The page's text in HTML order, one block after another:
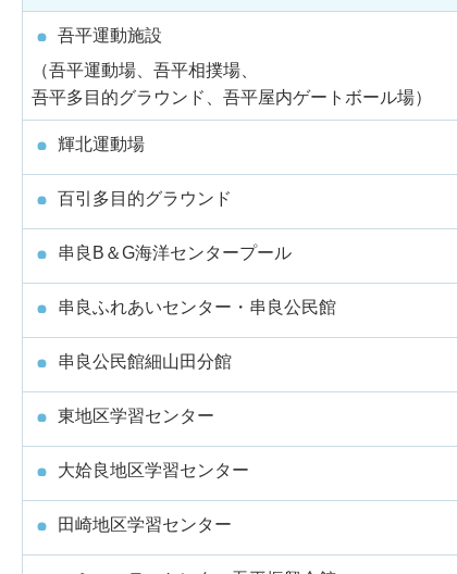
吾平運動施設
（吾平運動場、吾平相撲場、
吾平多目的グラウンド、吾平屋内ゲートボール場）
輝北運動場
百引多目的グラウンド
串良B＆G海洋センタープール
串良ふれあいセンター・串良公民館
串良公民館細山田分館
東地区学習センター
大姶良地区学習センター
田崎地区学習センター